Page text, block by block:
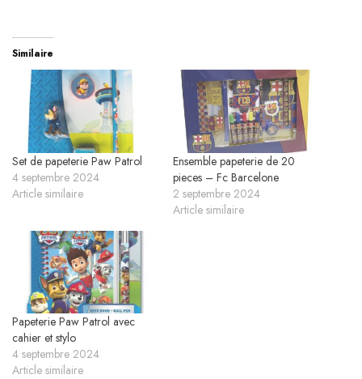
Similaire
Set de papeterie Paw Patrol
4 septembre 2024
Article similaire
Ensemble papeterie de 20
pieces – Fc Barcelone
2 septembre 2024
Article similaire
Papeterie Paw Patrol avec
cahier et stylo
4 septembre 2024
Article similaire